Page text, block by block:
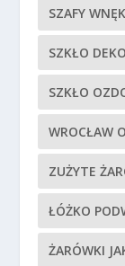
SZAFY
SZKŁO
SZKŁO
WROCŁAW
ZUŻYTE
ŁÓŻKO
ŻARÓWKI